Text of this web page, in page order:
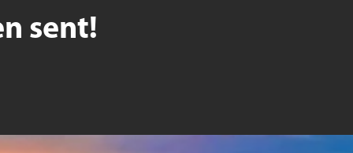
sent!